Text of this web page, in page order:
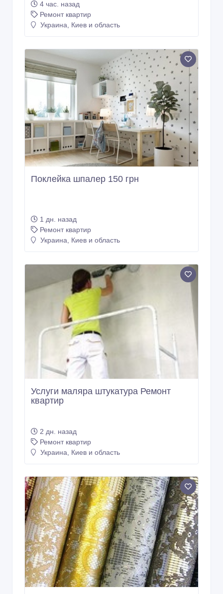
4 час. назад
Ремонт квартир
Украина, Киев и область
Поклейка шпалер 150 грн
1 дн. назад
Ремонт квартир
Украина, Киев и область
Услуги маляра штукатура Ремонт
квартир
2 дн. назад
Ремонт квартир
Украина, Киев и область